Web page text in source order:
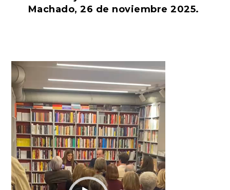
Machado, 26 de noviembre 2025.
Reproductor
de
vídeo